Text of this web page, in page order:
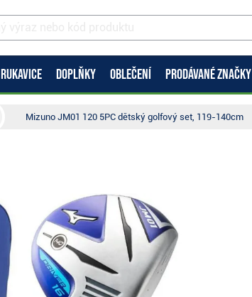
RUKAVICE DOPLŇKY OBLEČENÍ PRODÁVANÉ ZNAČKY
Mizuno JM01 120 5PC dětský golfový set, 119-140cm